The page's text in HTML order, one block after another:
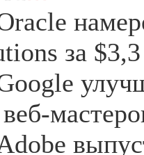
за